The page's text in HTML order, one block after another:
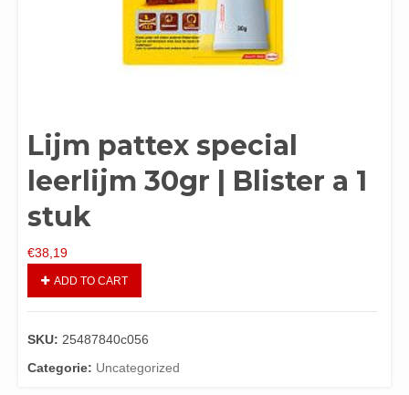
Lijm pattex special
leerlijm 30gr | Blister a 1
stuk
€38,19
ADD TO CART
SKU: 25487840c056
Categorie: Uncategorized